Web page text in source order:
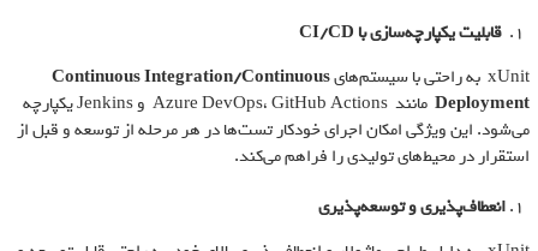
قابلیت یکپارچه‌سازی با
xUnit به راحتی با سیستم‌های
Continuous Integration/Continuous
Deployment
مانند Azure DevOps، GitHub Actions و Jenkins یکپارچه
می‌شود. این ویژگی امکان اجرای خودکار تست‌ها در هر مرحله از توسعه و قبل از
استقرار در محیط‌های تولیدی را فراهم می‌کند.
انعطاف‌پذیری و توسعه‌پذیری